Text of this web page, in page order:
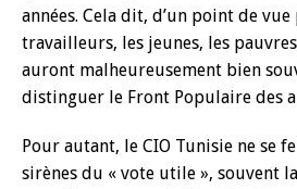
années. Cela dit, d’un point de
travailleurs, les jeunes, les
auront malheureusement bien
distinguer le Front Populaire des
Pour autant, le CIO Tunisie ne se
sirènes du « vote utile », souvent